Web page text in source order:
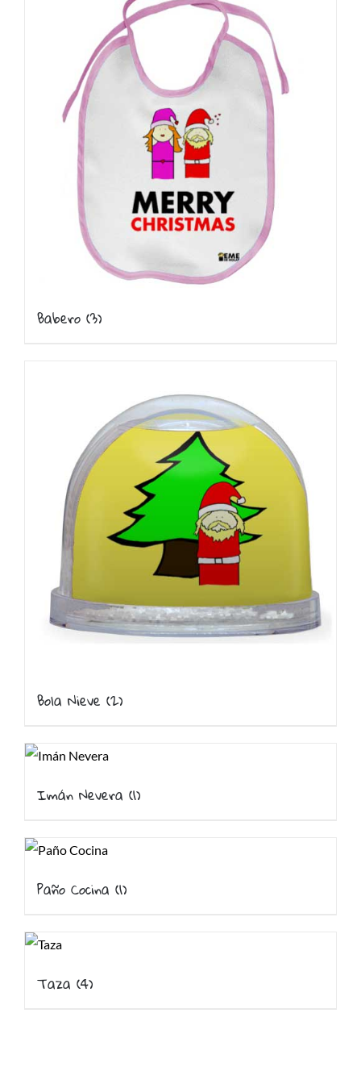
Babero (3)
Bola Nieve (2)
Imán Nevera (1)
Paño Cocina (1)
Taza (4)